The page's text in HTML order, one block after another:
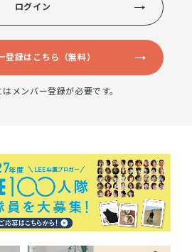
ログイン
登録はこちら（無料）
メンバー登録が必要です。